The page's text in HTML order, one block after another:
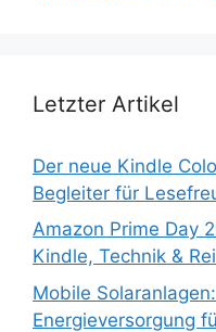
Letzter Artikel
Der neue Kindle
Begleiter für
Amazon Prime Day
Kindle, Technik &
Mobile
Energieversorgung